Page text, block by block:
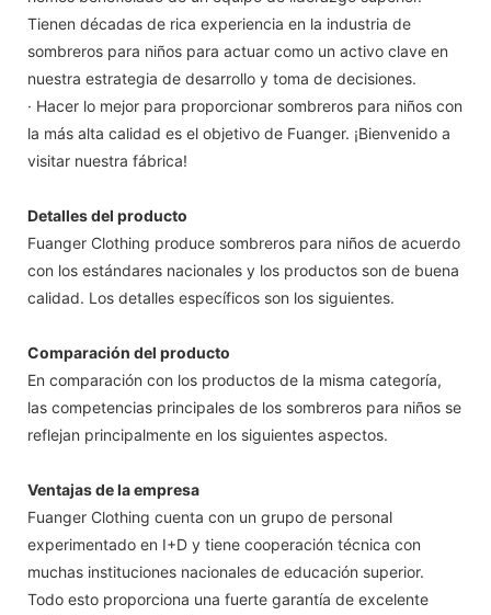
Tienen décadas de rica experiencia en la industria de
sombreros para niños para actuar como un activo clave en
nuestra estrategia de desarrollo y toma de decisiones.
· Hacer lo mejor para proporcionar sombreros para niños con
la más alta calidad es el objetivo de Fuanger. ¡Bienvenido a
visitar nuestra fábrica!
Detalles del producto
Fuanger Clothing produce sombreros para niños de acuerdo
con los estándares nacionales y los productos son de buena
calidad. Los detalles específicos son los siguientes.
Comparación del producto
En comparación con los productos de la misma categoría,
las competencias principales de los sombreros para niños se
reflejan principalmente en los siguientes aspectos.
Ventajas de la empresa
Fuanger Clothing cuenta con un grupo de personal
experimentado en I+D y tiene cooperación técnica con
muchas instituciones nacionales de educación superior.
Todo esto proporciona una fuerte garantía de excelente